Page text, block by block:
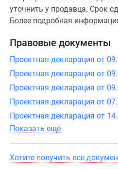
уточнить у продавца. Срок
Более подробная
Правовые документы
Проектная декларация от
Проектная декларация от
Проектная декларация от
Проектная декларация от
Проектная декларация от
Показать ещё
Хотите получить все